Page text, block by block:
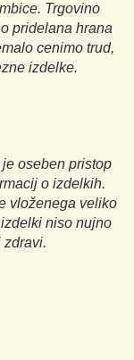
Trgovino
pridelana hrana
cenimo trud,
izdelke.
oseben pristop
o izdelkih.
vloženega veliko
niso nujno
zdravi.